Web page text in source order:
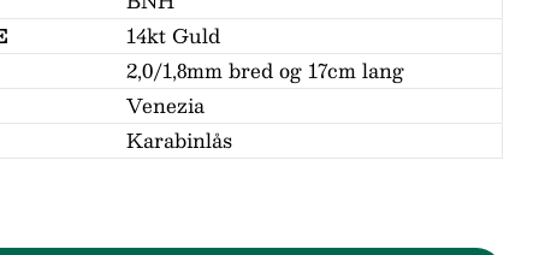
14kt Guld
2,0/1,8mm bred og 17cm lang
Venezia
Karabinlås